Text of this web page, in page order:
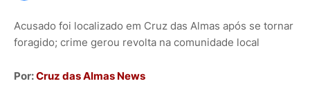
Acusado foi localizado em Cruz das Almas após se tornar
foragido; crime gerou revolta na comunidade local
Por:Cruz das Almas News